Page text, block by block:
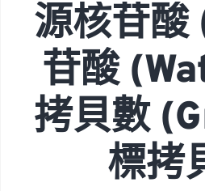
源核苷
苷酸
拷貝數
標拷